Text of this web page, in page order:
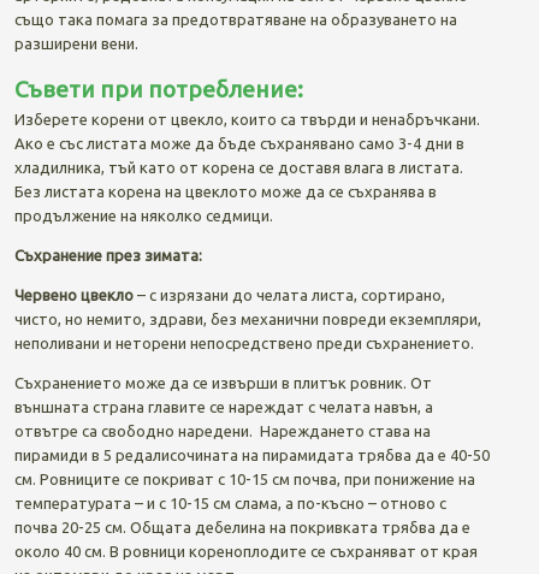
също така помага за предотвратяване на образуването на
разширени вени.
Съвети при потребление:
Изберете корени от цвекло, които са твърди и ненабръчкани.
Ако е със листата може да бъде съхранявано само 3-4 дни в
хладилника, тъй като от корена се доставя влага в листата.
Без листата корена на цвеклото може да се съхранява в
продължение на няколко седмици.
Съхранение през зимата:
Червено цвекло– с изрязани до челата листа, сортирано,
чисто, но немито, здрави, без механични повреди екземпляри,
неполивани и неторени непосредствено преди съхранението.
Съхранението може да се извърши в плитък ровник. От
външната страна главите се нареждат с челата навън, а
отвътре са свободно наредени. Нареждането става на
пирамиди в 5 редалисочината на пирамидата трябва да е 40-50
см. Ровниците се покриват с 10-15 см почва, при понижение на
температурата – и с 10-15 см слама, а по-късно – отново с
почва 20-25 см. Общата дебелина на покривката трябва да е
около 40 см. В ровници кореноплодите се съхраняват от края